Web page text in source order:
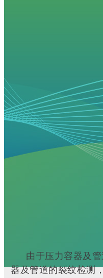
由于压力容器及
器及管道的裂纹检测